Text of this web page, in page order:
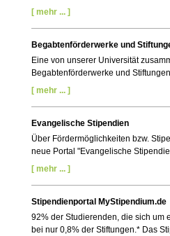
[ mehr ... ]
Begabtenförderwerke und
Eine von unserer Universität
Begabtenförderwerke und
[ mehr ... ]
Evangelische Stipendien
Über Fördermöglichkeiten bzw.
neue Portal "Evangelische
[ mehr ... ]
Stipendienportal MyStipendium.de
92% der Studierenden, die sich um
bei nur 0,8% der Stiftungen.* Das